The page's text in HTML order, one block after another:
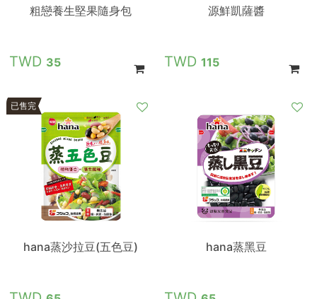
粗戀養生堅果隨身包
35
源鮮凱薩醬
115
已售完
hana蒸沙拉豆(五色豆) hana蒸黑豆